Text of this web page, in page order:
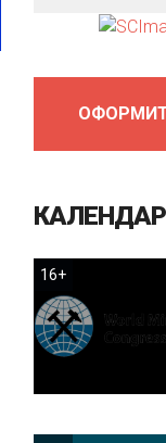
16+